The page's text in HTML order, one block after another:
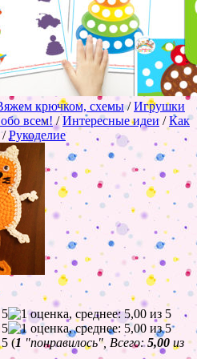
крючком, схемы/Игрушки
всем! /Интересные идеи/Как
/Рукоделие
(1"понравилось", Всего:5,00 из